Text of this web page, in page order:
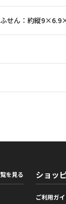
せん：約縦
を見る ショッ
ご利用ガ